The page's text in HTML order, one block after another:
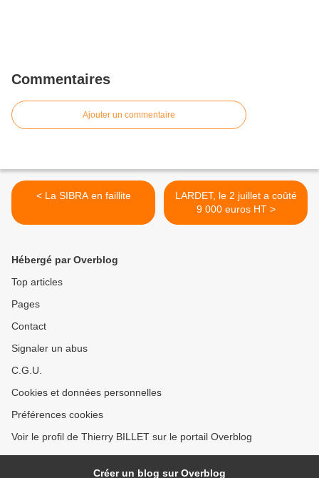
Commentaires
Ajouter un commentaire
< La SIBRA en faillite
LARDET, le 2 juillet a coûté
9 000 euros HT >
Hébergé par Overblog
Top articles
Pages
Contact
Signaler un abus
C.G.U.
Cookies et données personnelles
Préférences cookies
Voir le profil de Thierry BILLET sur le portail Overblog
Créer un blog sur Overblog